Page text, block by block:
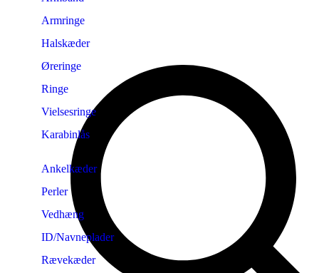
Armringe
Halskæder
Øreringe
Ringe
Vielsesringe
Karabinlås
Ankelkæder
Perler
Vedhæng
ID/Navneplader
Rævekæder